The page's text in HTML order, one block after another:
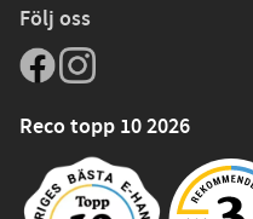
Följ oss
Reco topp 10 2026